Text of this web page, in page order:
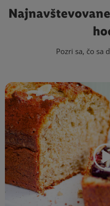
Pozri sa, čo sa